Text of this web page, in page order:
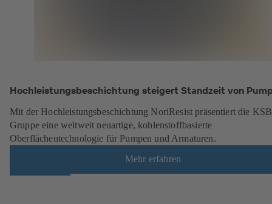
Hochleistungsbeschichtung steigert Standzeit von
Mit der Hochleistungsbeschichtung NoriResist präsentiert die KSB
Gruppe eine weltweit neuartige, kohlenstoffbasierte
Oberflächentechnologie für Pumpen und Armaturen.
Mehr erfahren